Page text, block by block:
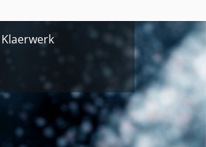
Klaerwerk